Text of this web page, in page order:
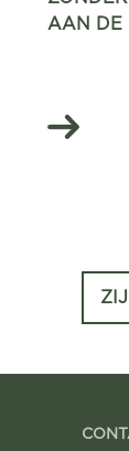
AAN DE